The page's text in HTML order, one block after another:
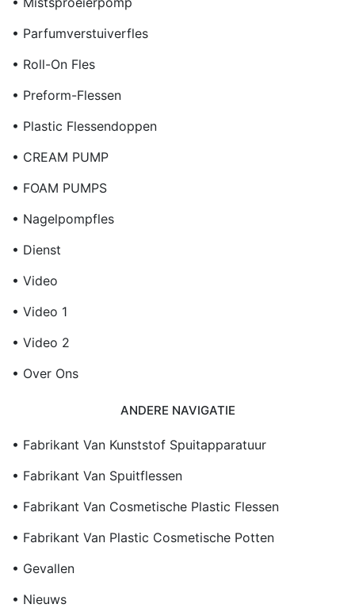
• Parfumverstuiverfles
• Roll-On Fles
• Preform-Flessen
• Plastic Flessendoppen
• CREAM PUMP
• FOAM PUMPS
• Nagelpompfles
• Dienst
• Video
• Video 1
• Video 2
• Over Ons
ANDERE NAVIGATIE
• Fabrikant Van Kunststof Spuitapparatuur
• Fabrikant Van Spuitflessen
• Fabrikant Van Cosmetische Plastic Flessen
• Fabrikant Van Plastic Cosmetische Potten
• Gevallen
• Nieuws